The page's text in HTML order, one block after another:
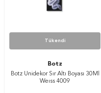
Tükendi
Botz
Botz Unidekor Sır Altı Boyası 30Ml
Weıss 4009